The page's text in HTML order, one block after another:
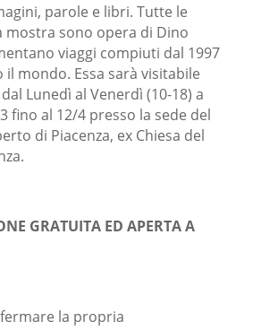
parole e libri. Tutte le
mostra sono opera di Dino
viaggi compiuti dal 1997
mondo. Essa sarà visitabile
Lunedì al Venerdì (10-18) a
fino al 12/4 presso la sede del
di Piacenza, ex Chiesa del
GRATUITA ED APERTA A
la propria